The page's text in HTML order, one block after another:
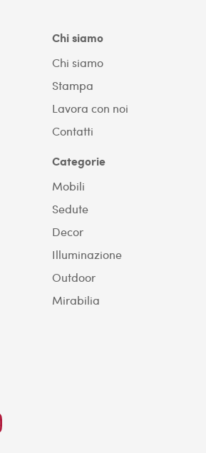
Chi siamo
Chi siamo
Stampa
Lavora con noi
Contatti
Categorie
Mobili
Sedute
Decor
Illuminazione
Outdoor
Mirabilia